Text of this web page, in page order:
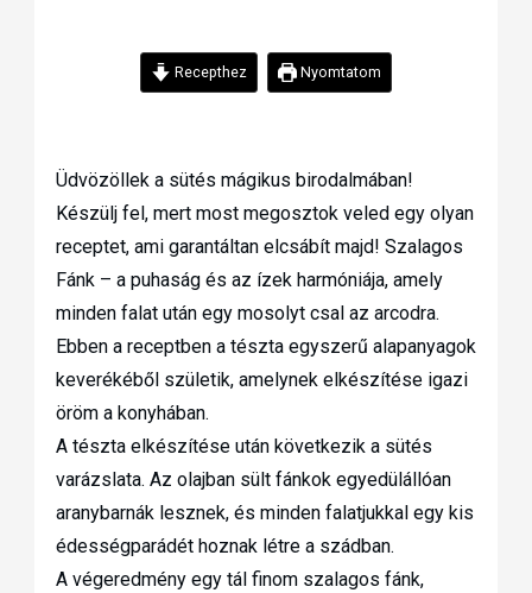
Recepthez Nyomtatom
Üdvözöllek a sütés mágikus birodalmában!
Készülj fel, mert most megosztok veled egy olyan
receptet, ami garantáltan elcsábít majd! Szalagos
Fánk – a puhaság és az ízek harmóniája, amely
minden falat után egy mosolyt csal az arcodra.
Ebben a receptben a tészta egyszerű alapanyagok
keverékéből születik, amelynek elkészítése igazi
öröm a konyhában.
A tészta elkészítése után következik a sütés
varázslata. Az olajban sült fánkok egyedülállóan
aranybarnák lesznek, és minden falatjukkal egy kis
édességparádét hoznak létre a szádban.
A végeredmény egy tál finom szalagos fánk,